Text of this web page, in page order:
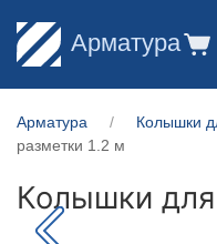
Арматура
Арматура Колышки
разметки 1.2 м
Колышки